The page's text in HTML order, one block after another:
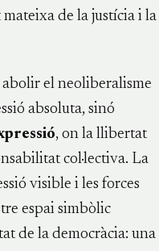
de la justícia i la
abolir el neoliberalisme
absoluta, sinó
, on la llibertat
col·lectiva. La
visible i les forces
espai simbòlic
de la democràcia: una